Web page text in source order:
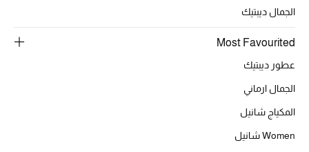
الجمال ديبتيك
Most Favourited
عطور ديبتيك
الجمال ارماني
المكياج شانيل
Women شانيل